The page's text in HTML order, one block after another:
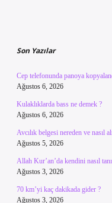
Son Yazılar
Cep telefonunda panoya
Ağustos 6, 2026
Kulaklıklarda bass ne demek ?
Ağustos 6, 2026
Avcılık belgesi nereden ve nasıl
Ağustos 5, 2026
Allah Kur’an’da kendini nasıl
Ağustos 3, 2026
70 km’yi kaç dakikada gider ?
Ağustos 3, 2026